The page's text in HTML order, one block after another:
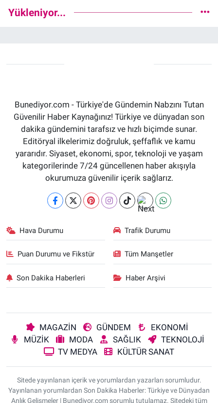
Yükleniyor...
Bunediyor.com - Türkiye'de Gündemin Nabzını Tutan
Güvenilir Haber Kaynağınız! Türkiye ve dünyadan son
dakika gündemini tarafsız ve hızlı biçimde sunar.
Editöryal ilkelerimiz doğruluk, şeffaflık ve kamu
yararıdır. Siyaset, ekonomi, spor, teknoloji ve yaşam
kategorilerinde 7/24 güncellenen haber akışıyla
okurumuza güvenilir içerik sağlarız.
Hava Durumu Trafik Durumu
Puan Durumu ve Fikstür Tüm Manşetler
Son Dakika Haberleri Haber Arşivi
MAGAZİN GÜNDEM
EKONOMİ
MÜZİK
MODA SAĞLIK
TEKNOLOJİ
TV MEDYA
KÜLTÜR SANAT
Sitede yayınlanan içerik ve yorumlardan yazarları sorumludur.
Yayınlanan yorumlardan Son Dakika Haberler: Türkiye ve Dünyadan
Anlık Gelişmeler | Bunediyor.com sorumlu tutulamaz. Sitedeki tüm